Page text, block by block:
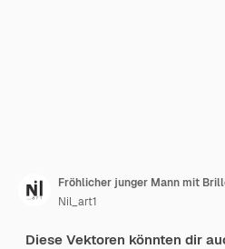
Fröhlicher junger Mann mit
Nil_art1
Diese Vektoren könnten dir